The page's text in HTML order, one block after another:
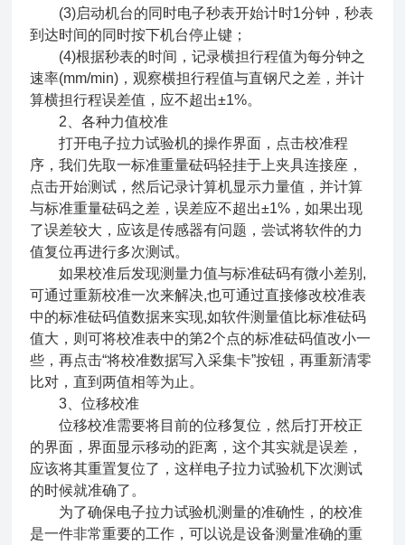
(3)启动机台的同时电子秒表开始计时1分钟，秒表
到达时间的同时按下机台停止键；
(4)根据秒表的时间，记录横担行程值为每分钟之
速率(mm/min)，观察横担行程值与直钢尺之差，并计
算横担行程误差值，应不超出±1%。
2、各种力值校准
打开电子拉力试验机的操作界面，点击校准程
序，我们先取一标准重量砝码轻挂于上夹具连接座，
点击开始测试，然后记录计算机显示力量值，并计算
与标准重量砝码之差，误差应不超出±1%，如果出现
了误差较大，应该是传感器有问题，尝试将软件的力
值复位再进行多次测试。
如果校准后发现测量力值与标准砝码有微小差别,
可通过重新校准一次来解决,也可通过直接修改校准表
中的标准砝码值数据来实现,如软件测量值比标准砝码
值大，则可将校准表中的第2个点的标准砝码值改小一
些，再点击“将校准数据写入采集卡”按钮，再重新清零
比对，直到两值相等为止。
3、位移校准
位移校准需要将目前的位移复位，然后打开校正
的界面，界面显示移动的距离，这个其实就是误差，
应该将其重置复位了，这样电子拉力试验机下次测试
的时候就准确了。
为了确保电子拉力试验机测量的准确性，的校准
是一件非常重要的工作，可以说是设备测量准确的重